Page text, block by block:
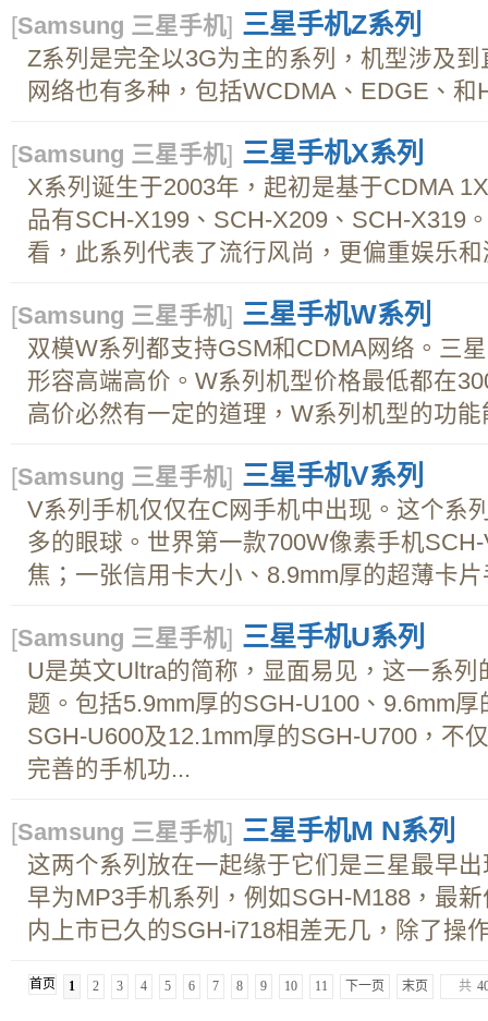
[Samsung 三星手机] 三星手机Z系列
Z系列是完全以3G为主的系列，机型涉及
网络也有多种，包括WCDMA、EDGE、和
[Samsung 三星手机] 三星手机X系列
X系列诞生于2003年，起初是基于CDMA
品有SCH-X199、SCH-X209、SCH-X319
看，此系列代表了流行风尚，更偏重娱乐
[Samsung 三星手机] 三星手机W系列
双模W系列都支持GSM和CDMA网络。三
形容高端高价。W系列机型价格最低都在
高价必然有一定的道理，W系列机型的功
[Samsung 三星手机] 三星手机V系列
V系列手机仅仅在C网手机中出现。这个系
多的眼球。世界第一款700W像素手机
焦；一张信用卡大小、8.9mm厚的超薄卡
[Samsung 三星手机] 三星手机U系列
U是英文Ultra的简称，显面易见，这一系
题。包括5.9mm厚的SGH-U100、9.6mm
SGH-U600及12.1mm厚的SGH-U700，不
完善的手机功...
[Samsung 三星手机] 三星手机M N系列
这两个系列放在一起缘于它们是三星最早
早为MP3手机系列，例如SGH-M188，最
内上市已久的SGH-i718相差无几，除了操
首页 1 2 3 4 5 6 7 8 9 10 11 下一页 末页 共